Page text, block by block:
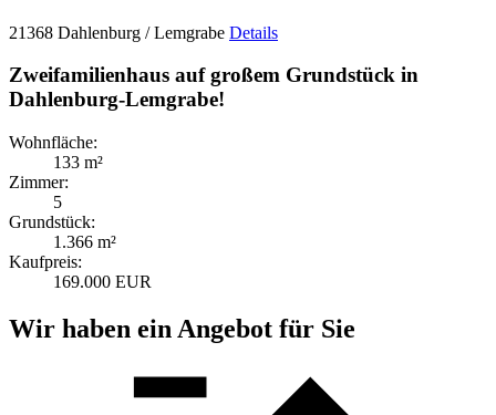
21368 Dahlenburg / Lemgrabe Details
Zweifamilienhaus auf großem Grundstück in
Dahlenburg-Lemgrabe!
Wohnfläche:
133 m²
Zimmer:
5
Grundstück:
1.366 m²
Kaufpreis:
169.000 EUR
Wir haben ein Angebot für Sie